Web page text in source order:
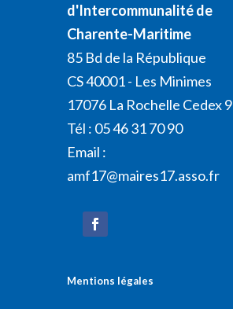
d'Intercommunalité de
Charente-Maritime
85 Bd de la République
CS 40001 - Les Minimes
17076 La Rochelle Cedex 9
Tél : 05 46 31 70 90
Email :
amf17@maires17.asso.fr
Mentions légales